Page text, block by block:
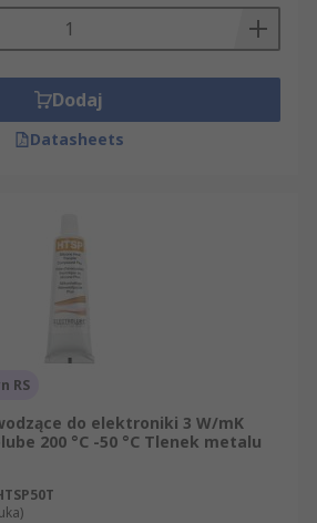
Dodaj
Datasheets
RS
do elektroniki 3 W/mK
200 °C -50 °C Tlenek metalu